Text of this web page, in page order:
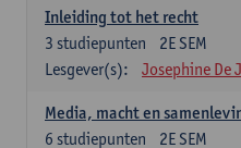
Inleiding tot het recht
2E SEM
3 studiepunten
Lesgever(s):
Josephine De
Media, macht en
2E SEM
6 studiepunten